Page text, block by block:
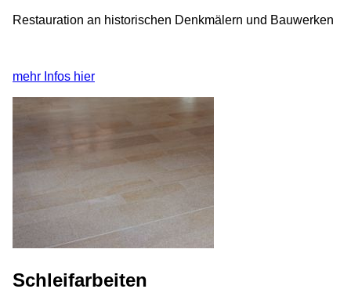
Restauration an historischen Denkmälern und Bauwerken
mehr Infos hier
Schleifarbeiten